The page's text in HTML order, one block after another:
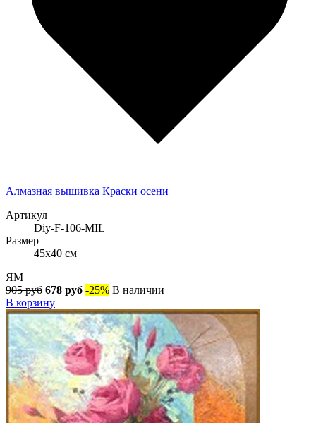
Алмазная вышивка Краски осени
Артикул
Diy-F-106-MIL
Размер
45x40 см
ЯМ
905 руб 678 руб -25% В наличии
В корзину